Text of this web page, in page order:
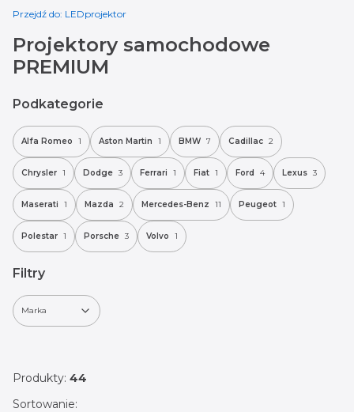
Przejdź do: LEDprojektor
Projektory samochodowe
PREMIUM
Podkategorie
Alfa Romeo 1 Aston Martin 1 BMW 7 Cadillac 2
Chrysler 1 Dodge 3 Ferrari 1 Fiat 1 Ford 4 Lexus 3
Maserati 1 Mazda 2 Mercedes-Benz 11 Peugeot 1
Polestar 1 Porsche 3 Volvo 1
Filtry
Marka
Produkty: 44
Lista produktów
Sortowanie: